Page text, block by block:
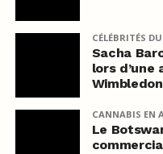
CÉLÉBRITÉS
Sacha
lors d’une
Wimbledon
CANNABIS EN
Le